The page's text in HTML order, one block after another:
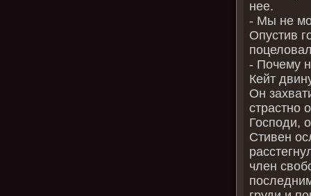
нее.
- Мы не
Опустив
- Почему
Кейт
Он
страстно
Господи,
Стивен
член